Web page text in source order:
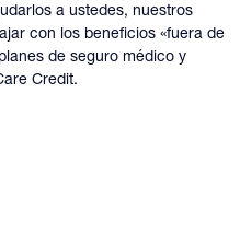
a ustedes, nuestros
con los beneficios «fuera de
de seguro médico y
Credit.